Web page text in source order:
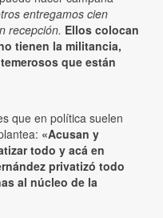
entregamos cien
recepción. Ellos colocan
tienen la militancia,
que están
que en política suelen
«Acusan y
todo y acá en
privatizó todo
al núcleo de la